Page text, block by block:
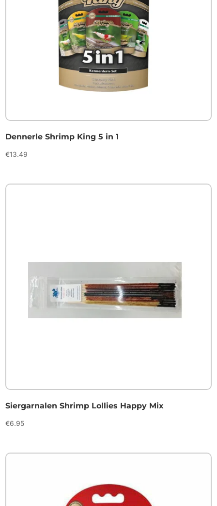
Dennerle Shrimp King 5 in 1
€13.49
Siergarnalen Shrimp Lollies Happy Mix
€6.95